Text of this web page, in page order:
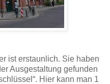
ist erstaunlich. Sie haben
Ausgestaltung gefunden
Hier kann man 1